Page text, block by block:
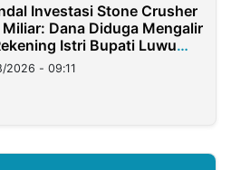
Investasi Stone Crusher
Miliar: Dana Diduga Mengalir
Istri Bupati Luwu
2026 - 09:11